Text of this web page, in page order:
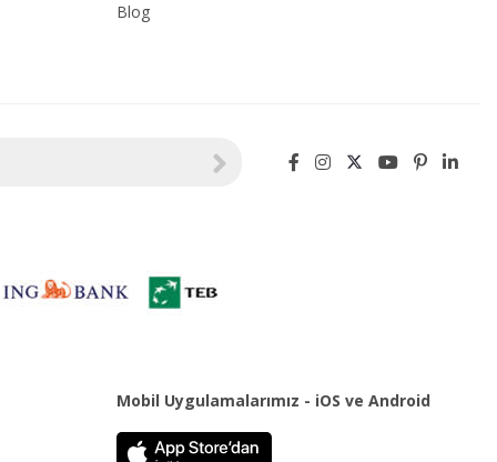
Blog
Mobil Uygulamalarımız - iOS ve Android